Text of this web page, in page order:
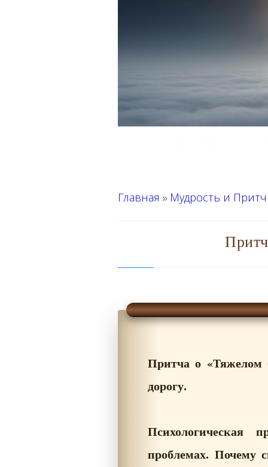
Главная » Мудрость и
Притча о «Тяжелом
дорогу.
Психологическая
проблемах. Почему